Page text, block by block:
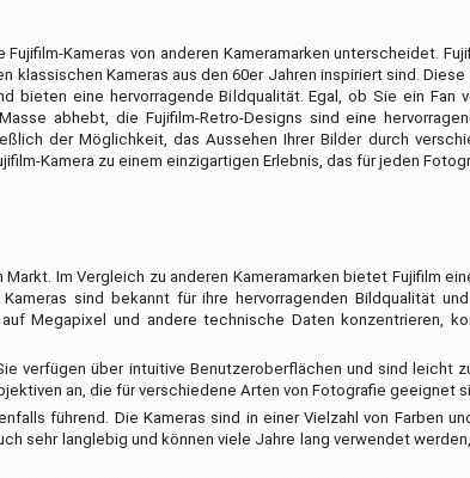
Kameras von anderen Kameramarken unterscheidet.
klassischen Kameras aus den 60er Jahren inspiriert sind.
eine hervorragende Bildqualität. Egal, ob Sie ein Fan
abhebt, die Fujifilm-Retro-Designs sind eine
der Möglichkeit, das Aussehen Ihrer Bilder durch
Kamera zu einem einzigartigen Erlebnis, das für jeden
Im Vergleich zu anderen Kameramarken bietet Fujifilm
sind bekannt für ihre hervorragenden Bildqualität
Megapixel und andere technische Daten konzentrieren,
verfügen über intuitive Benutzeroberflächen und sind leicht
an, die für verschiedene Arten von Fotografie geeignet
führend. Die Kameras sind in einer Vielzahl von Farben
sehr langlebig und können viele Jahre lang verwendet